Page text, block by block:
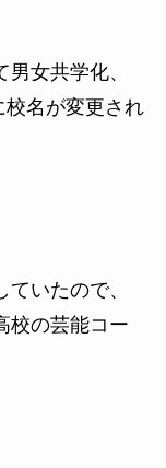
女共学化、
校名が変更され
いたので、
校の芸能コー